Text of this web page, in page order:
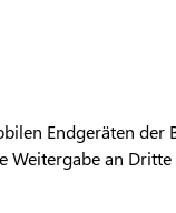
Endgeräten der
Weitergabe an